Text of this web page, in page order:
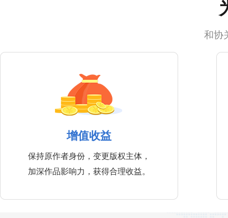
和协
增值收益
保持原作者身份，变更版权主体，
加深作品影响力，获得合理收益。